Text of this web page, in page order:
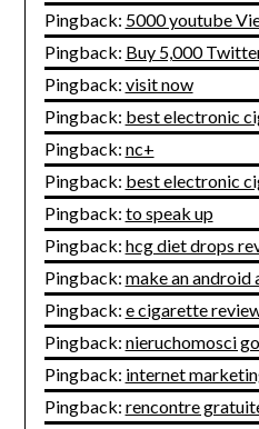
Pingback: 5000 youtube
Pingback: Buy 5,000
Pingback: visit now
Pingback: best electronic
Pingback: nc+
Pingback: best electronic
Pingback: to speak up
Pingback: hcg diet drops
Pingback: make an android
Pingback: e cigarette
Pingback: nieruchomosci
Pingback: internet
Pingback: rencontre